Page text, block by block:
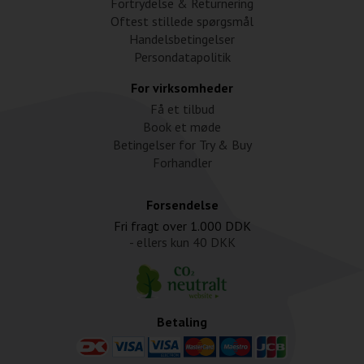
Fortrydelse & Returnering
Oftest stillede spørgsmål
Handelsbetingelser
Persondatapolitik
For virksomheder
Få et tilbud
Book et møde
Betingelser for Try & Buy
Forhandler
Forsendelse
Fri fragt over 1.000 DDK
- ellers kun 40 DKK
Betaling